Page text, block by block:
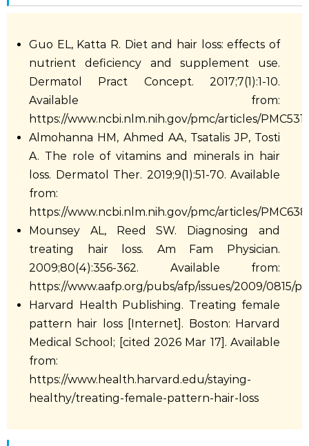
Guo EL, Katta R. Diet and hair loss: effects of
nutrient deficiency and supplement use.
Dermatol Pract Concept. 2017;7(1):1-10.
Available from:
https://www.ncbi.nlm.nih.gov/pmc/articles/
Almohanna HM, Ahmed AA, Tsatalis JP, Tosti
A. The role of vitamins and minerals in hair
loss. Dermatol Ther. 2019;9(1):51-70. Available
from:
https://www.ncbi.nlm.nih.gov/pmc/articles/
Mounsey AL, Reed SW. Diagnosing and
treating hair loss. Am Fam Physician.
2009;80(4):356-362. Available from:
https://www.aafp.org/pubs/afp/issues/2009/0815/
Harvard Health Publishing. Treating female
pattern hair loss [Internet]. Boston: Harvard
Medical School; [cited 2026 Mar 17]. Available
from:
https://www.health.harvard.edu/staying-
healthy/treating-female-pattern-hair-loss